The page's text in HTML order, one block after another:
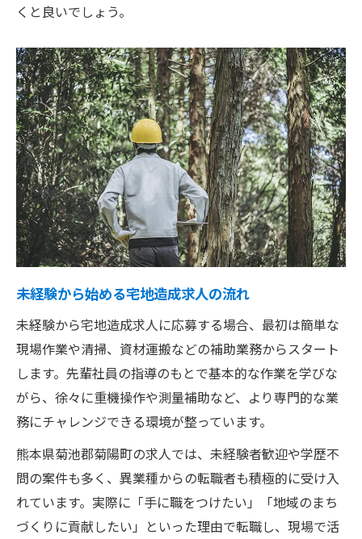
くと良いでしょう。
未経験から始める宅地造成求人の流れ
未経験から宅地造成求人に応募する場合、最初は簡単な
現場作業や清掃、資材運搬などの補助業務からスタート
します。先輩社員の指導のもとで基本的な作業を学びな
がら、徐々に重機操作や測量補助など、より専門的な業
務にチャレンジできる環境が整っています。
熊本県菊池郡菊陽町の求人では、未経験者歓迎や学歴不
問の案件も多く、異業種からの転職者も積極的に受け入
れています。実際に「手に職をつけたい」「地域のまち
づくりに貢献したい」といった理由で転職し、現場で活